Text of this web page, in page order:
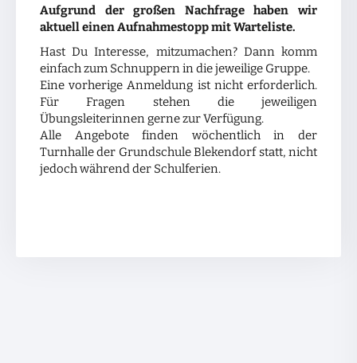
Aufgrund der großen Nachfrage haben wir
aktuell einen Aufnahmestopp mit Warteliste.
Hast Du Interesse, mitzumachen? Dann komm
einfach zum Schnuppern in die jeweilige Gruppe.
Eine vorherige Anmeldung ist nicht erforderlich.
Für Fragen stehen die jeweiligen
Übungsleiterinnen gerne zur Verfügung.
Alle Angebote finden wöchentlich in der
Turnhalle der Grundschule Blekendorf statt, nicht
jedoch während der Schulferien.